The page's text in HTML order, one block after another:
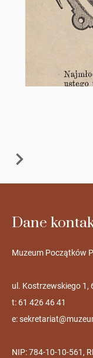
Dane
Muzeum Początków
ul. Kostrzewskiego 1,
t: 61 426 46 41
e:
NIP: 784-10-10-561,